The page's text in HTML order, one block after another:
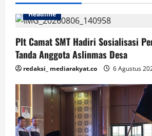
Headline
Plt Camat SMT Hadiri Sosialisasi
Tanda Anggota Aslinmas Desa
redaksi_ mediarakyat.co 6 Agustus